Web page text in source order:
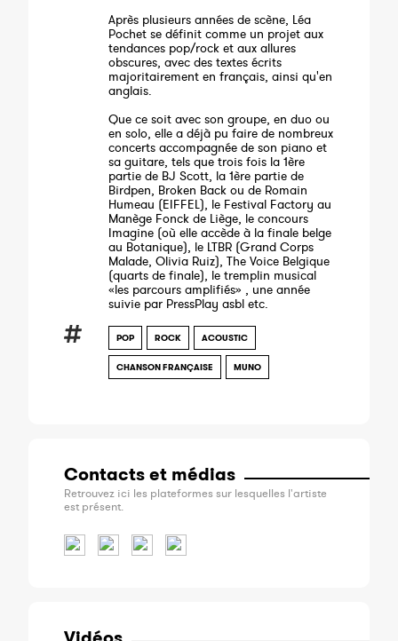
Après plusieurs années de scène, Léa
Pochet se définit comme un projet aux
tendances pop/rock et aux allures
obscures, avec des textes écrits
majoritairement en français, ainsi qu'en
anglais.
Que ce soit avec son groupe, en duo ou
en solo, elle a déjà pu faire de nombreux
concerts accompagnée de son piano et
sa guitare, tels que trois fois la 1ère
partie de BJ Scott, la 1ère partie de
Birdpen, Broken Back ou de Romain
Humeau (EIFFEL), le Festival Factory au
Manège Fonck de Liège, le concours
Imagine (où elle accède à la finale belge
au Botanique), le LTBR (Grand Corps
Malade, Olivia Ruiz), The Voice Belgique
(quarts de finale), le tremplin musical
«les parcours amplifiés» , une année
suivie par PressPlay asbl etc.
POP ROCK ACOUSTIC
CHANSON FRANÇAISE MUNO
Contacts et médias
Retrouvez ici les plateformes sur lesquelles l'artiste
est présent.